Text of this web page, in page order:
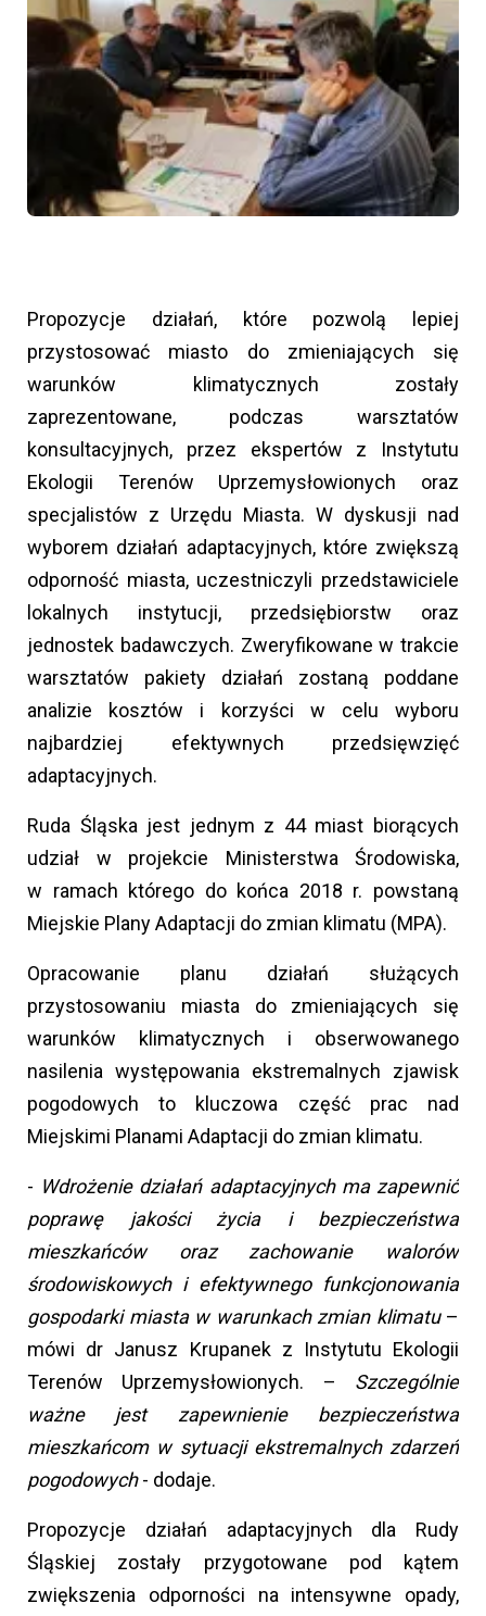
Propozycje działań, które pozwolą lepiej
przystosować miasto do zmieniających się
warunków klimatycznych zostały
zaprezentowane, podczas warsztatów
konsultacyjnych, przez ekspertów z Instytutu
Ekologii Terenów Uprzemysłowionych oraz
specjalistów z Urzędu Miasta. W dyskusji nad
wyborem działań adaptacyjnych, które zwiększą
odporność miasta, uczestniczyli przedstawiciele
lokalnych instytucji, przedsiębiorstw oraz
jednostek badawczych. Zweryfikowane w trakcie
warsztatów pakiety działań zostaną poddane
analizie kosztów i korzyści w celu wyboru
najbardziej efektywnych przedsięwzięć
adaptacyjnych.
Ruda Śląska jest jednym z 44 miast biorących
udział w projekcie Ministerstwa Środowiska,
w ramach którego do końca 2018 r. powstaną
Miejskie Plany Adaptacji do zmian klimatu (MPA).
Opracowanie planu działań służących
przystosowaniu miasta do zmieniających się
warunków klimatycznych i obserwowanego
nasilenia występowania ekstremalnych zjawisk
pogodowych to kluczowa część prac nad
Miejskimi Planami Adaptacji do zmian klimatu.
- Wdrożenie działań adaptacyjnych ma zapewnić
poprawę jakości życia i bezpieczeństwa
mieszkańców oraz zachowanie walorów
środowiskowych i efektywnego funkcjonowania
gospodarki miasta w warunkach zmian klimatu–
mówi dr Janusz Krupanek z Instytutu Ekologii
Terenów Uprzemysłowionych. – Szczególnie
ważne jest zapewnienie bezpieczeństwa
mieszkańcom w sytuacji ekstremalnych zdarzeń
pogodowych- dodaje.
Propozycje działań adaptacyjnych dla Rudy
Śląskiej zostały przygotowane pod kątem
zwiększenia odporności na intensywne opady,